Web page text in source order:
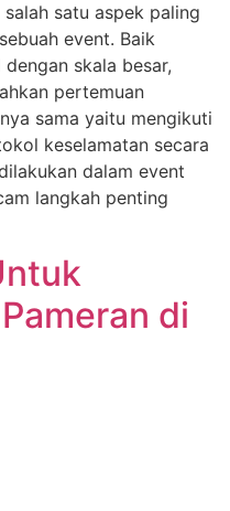
salah satu aspek paling
event. Baik
skala besar,
pertemuan
sama yaitu mengikuti
keselamatan secara
dalam event
langkah penting
di